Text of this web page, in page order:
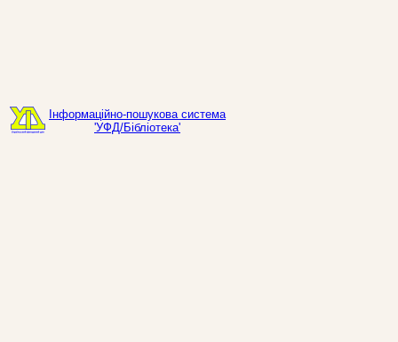
Інформаційно-пошукова система
'УФД/Бібліотека'